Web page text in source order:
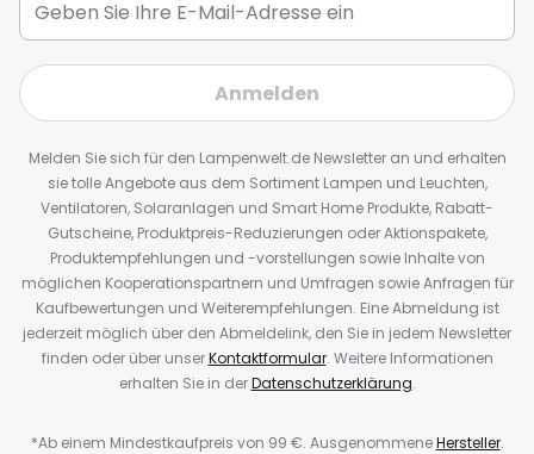
Anmelden
Melden Sie sich für den Lampenwelt.de Newsletter an und erhalten
sie tolle Angebote aus dem Sortiment Lampen und Leuchten,
Ventilatoren, Solaranlagen und Smart Home Produkte, Rabatt-
Gutscheine, Produktpreis-Reduzierungen oder Aktionspakete,
Produktempfehlungen und -vorstellungen sowie Inhalte von
möglichen Kooperationspartnern und Umfragen sowie Anfragen für
Kaufbewertungen und Weiterempfehlungen. Eine Abmeldung ist
jederzeit möglich über den Abmeldelink, den Sie in jedem Newsletter
finden oder über unserKontaktformular. Weitere Informationen
erhalten Sie in derDatenschutzerklärung.
*Ab einem Mindestkaufpreis von 99 €. AusgenommeneHersteller.